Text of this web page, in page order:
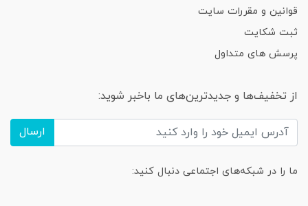
قوانین و مقررات سایت
ثبت شکایت
پرسش های متداول
از تخفیف‌ها و جدیدترین‌های ما باخبر شوید:
ارسال
ما را در شبکه‌های اجتماعی دنبال کنید: